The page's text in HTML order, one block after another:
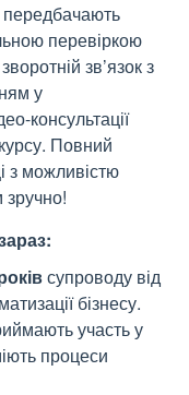
передбачають
перевіркою
зв’язок з
у
консультації
Повний
з можливістю
супроводу від
бізнесу.
участь у
процеси